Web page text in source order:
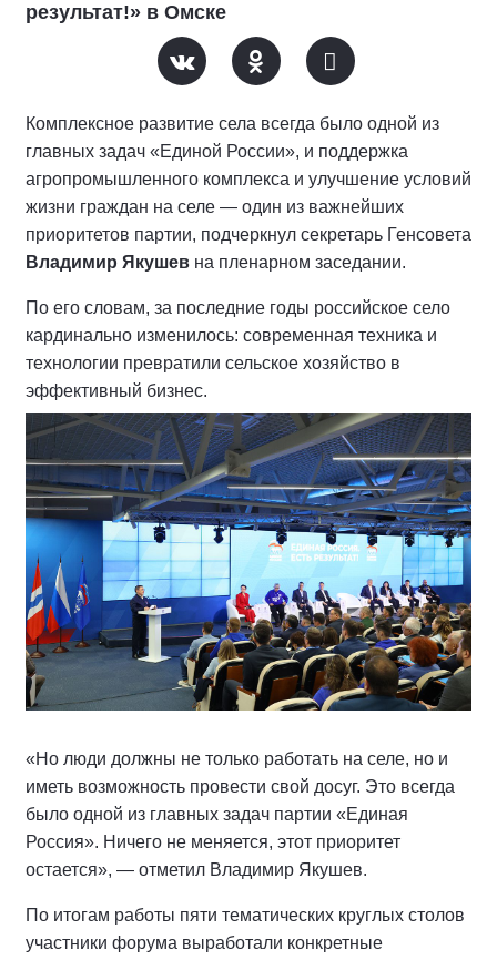
результат!» в Омске
Комплексное развитие села всегда было одной из
главных задач «Единой России», и поддержка
агропромышленного комплекса и улучшение условий
жизни граждан на селе — один из важнейших
приоритетов партии, подчеркнул секретарь Генсовета
Владимир Якушев на пленарном заседании.
По его словам, за последние годы российское село
кардинально изменилось: современная техника и
технологии превратили сельское хозяйство в
эффективный бизнес.
«Но люди должны не только работать на селе, но и
иметь возможность провести свой досуг. Это всегда
было одной из главных задач партии «Единая
Россия». Ничего не меняется, этот приоритет
остается», — отметил Владимир Якушев.
По итогам работы пяти тематических круглых столов
участники форума выработали конкретные